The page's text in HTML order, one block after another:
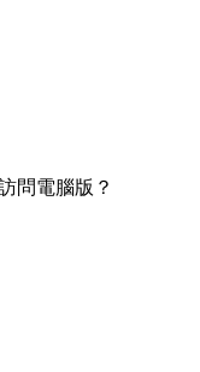
問電腦版？